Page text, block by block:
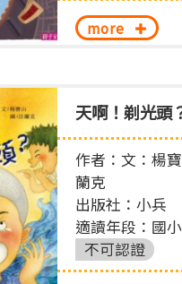
more
天啊！剃光頭
作者：文：楊
蘭克
出版社：小兵
適讀年段：國
不可認證